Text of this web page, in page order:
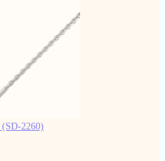
(SD-2260)